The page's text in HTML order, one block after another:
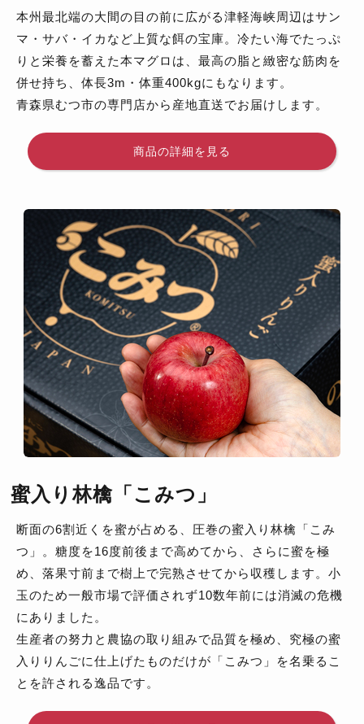
本州最北端の大間の目の前に広がる津軽海峡周辺はサン
マ・サバ・イカなど上質な餌の宝庫。冷たい海でたっぷ
りと栄養を蓄えた本マグロは、最高の脂と緻密な筋肉を
併せ持ち、体長3m・体重400kgにもなります。
青森県むつ市の専門店から産地直送でお届けします。
商品の詳細を見る
蜜入り林檎「こみつ」
断面の6割近くを蜜が占める、圧巻の蜜入り林檎「こみ
つ」。糖度を16度前後まで高めてから、さらに蜜を極
め、落果寸前まで樹上で完熟させてから収穫します。小
玉のため一般市場で評価されず10数年前には消滅の危機
にありました。
生産者の努力と農協の取り組みで品質を極め、究極の蜜
入りりんごに仕上げたものだけが「こみつ」を名乗るこ
とを許される逸品です。